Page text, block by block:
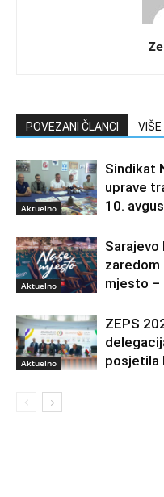
POVEZANI ČLANCI
Aktuelno
Sindikat
uprave
10.
Aktuelno
mjesto –
Aktuelno
ZEPS
posjetila